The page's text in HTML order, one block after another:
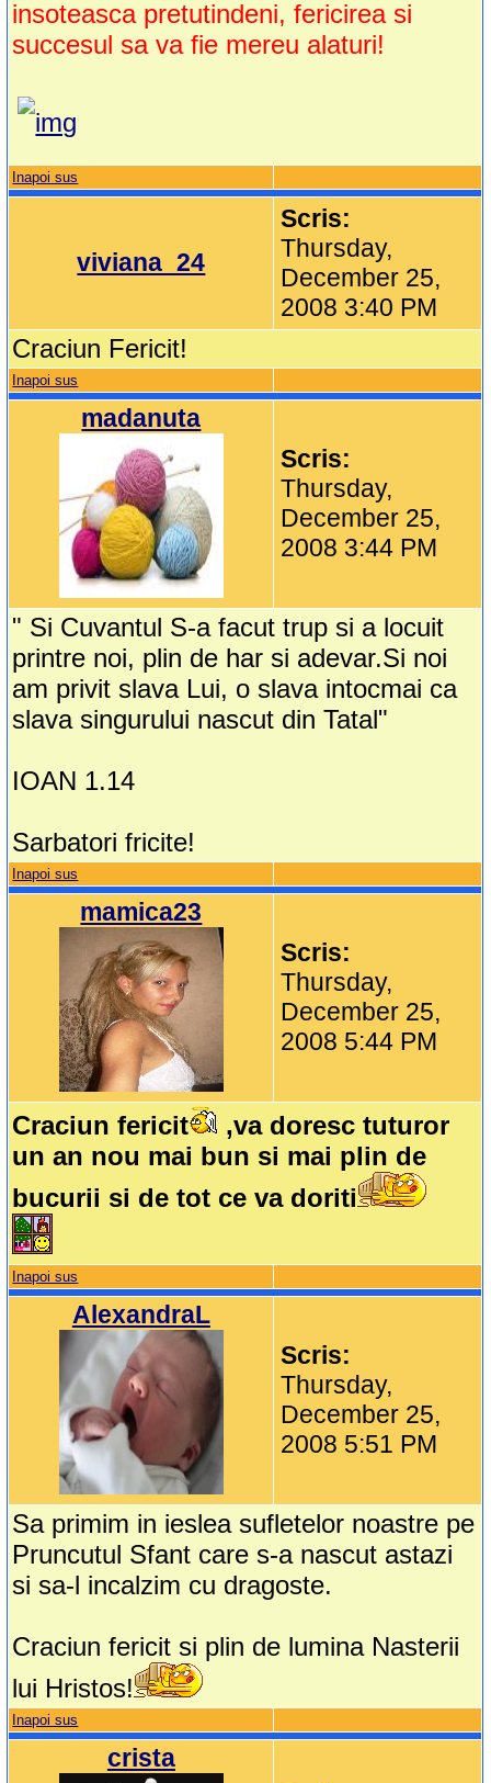
insoteasca pretutindeni, fericirea si
succesul sa va fie mereu alaturi!
Inapoi sus
viviana_24
Scris:
Thursday,
December 25,
2008 3:40 PM
Craciun Fericit!
Inapoi sus
madanuta
Scris:
Thursday,
December 25,
2008 3:44 PM
" Si Cuvantul S-a facut trup si a locuit
printre noi, plin de har si adevar.Si noi
am privit slava Lui, o slava intocmai ca
slava singurului nascut din Tatal"
IOAN 1.14
Sarbatori fricite!
Inapoi sus
mamica23
Scris:
Thursday,
December 25,
2008 5:44 PM
Craciun fericit
,va doresc tuturor
un an nou mai bun si mai plin de
bucurii si de tot ce va doriti
Inapoi sus
AlexandraL
Scris:
Thursday,
December 25,
2008 5:51 PM
Sa primim in ieslea sufletelor noastre pe
Pruncutul Sfant care s-a nascut astazi
si sa-l incalzim cu dragoste.
Craciun fericit si plin de lumina Nasterii
lui Hristos!
Inapoi sus
crista